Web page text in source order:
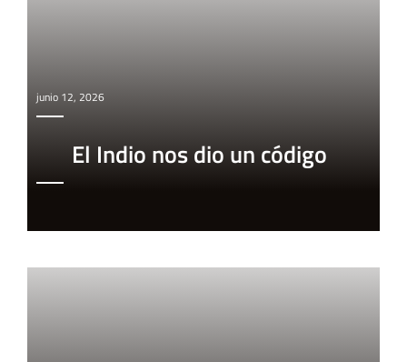
junio 12, 2026
El Indio nos dio un código